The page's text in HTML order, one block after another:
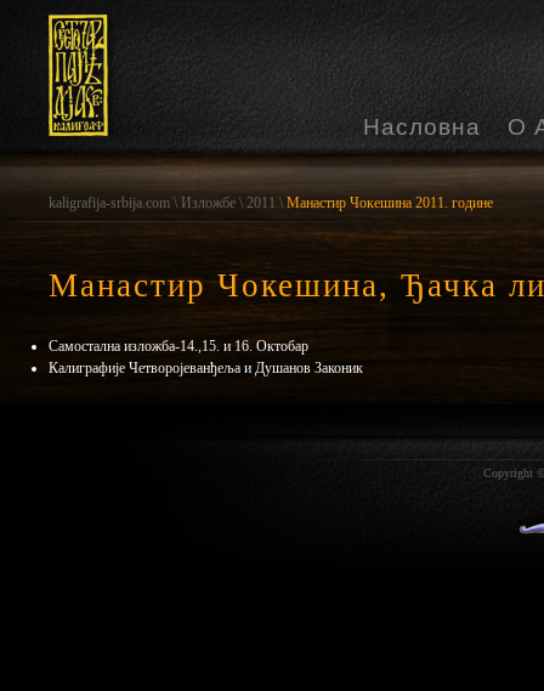
Насловна О
kaligrafija-srbija.com \ Изложбе \ 2011 \ Манастир Чокешина 2011. године
Манастир Чокешина, Ђачка
Самостална изложба-14.,15. и 16. Октобар
Калиграфије Четворојеванђеља и Душанов Законик
Copyright